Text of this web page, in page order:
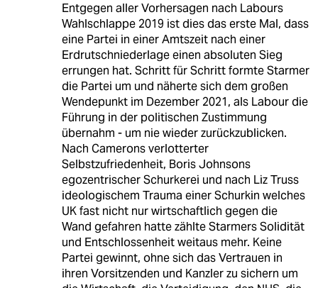
Entgegen aller Vorhersagen nach Labours
Wahlschlappe 2019 ist dies das erste Mal, dass
eine Partei in einer Amtszeit nach einer
Erdrutschniederlage einen absoluten Sieg
errungen hat. Schritt für Schritt formte Starmer
die Partei um und näherte sich dem großen
Wendepunkt im Dezember 2021, als Labour die
Führung in der politischen Zustimmung
übernahm - um nie wieder zurückzublicken.
Nach Camerons verlotterter
Selbstzufriedenheit, Boris Johnsons
egozentrischer Schurkerei und nach Liz Truss
ideologischem Trauma einer Schurkin welches
UK fast nicht nur wirtschaftlich gegen die
Wand gefahren hatte zählte Starmers Solidität
und Entschlossenheit weitaus mehr. Keine
Partei gewinnt, ohne sich das Vertrauen in
ihren Vorsitzenden und Kanzler zu sichern um